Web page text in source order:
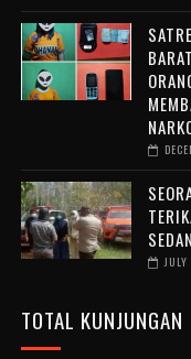
TOTAL KUNJUNGAN